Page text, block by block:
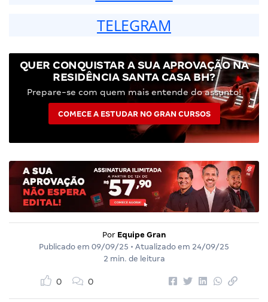
TELEGRAM
QUER CONQUISTAR A SUA APROVAÇÃO NA
RESIDÊNCIA SANTA CASA BH?
Prepare-se com quem mais entende do assunto!
COMECE A ESTUDAR NO GRAN CURSOS
Por Equipe Gran
Publicado em 09/09/25 • Atualizado em 24/09/25
2 min. de leitura
0 0